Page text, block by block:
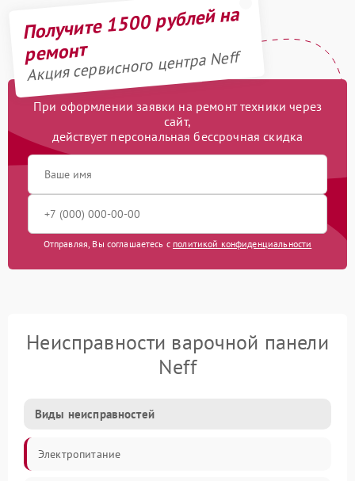
Получите 1500 рублей на
ремонт
Акция сервисного центра Neff
При оформлении заявки на ремонт техники через
сайт,
действует персональная бессрочная скидка
Отправляя, Вы соглашаетесь с политикой конфиденциальности
Неисправности варочной панели
Neff
Виды неисправностей
Электропитание